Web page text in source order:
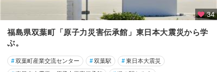
34
福島県双葉町「原子力災害伝承館」東日本大震災から学
ぶ。
#双葉町産業交流センター #双葉駅 #東日本大震災